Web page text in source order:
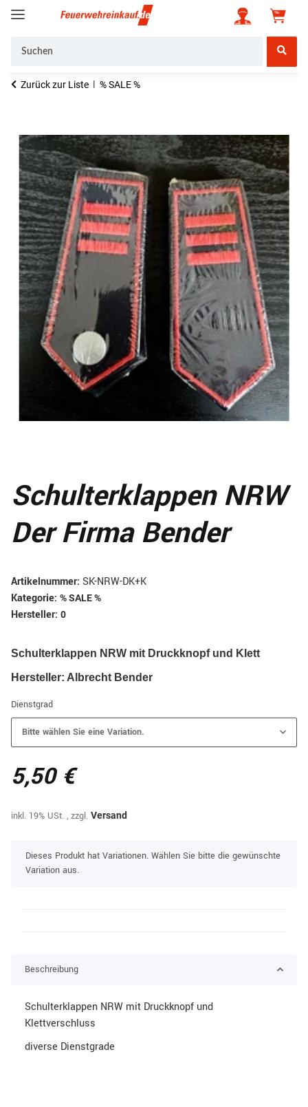
Zurück zur Liste % SALE %
Schulterklappen NRW
Der Firma Bender
Artikelnummer: SK-NRW-DK+K
Kategorie: % SALE %
Hersteller: 0
Schulterklappen NRW mit Druckknopf und Klett
Hersteller: Albrecht Bender
Dienstgrad
Bitte wählen Sie eine Variation.
5,50 €
inkl. 19% USt. , zzgl. Versand
xDieses Produkt hat Variationen. Wählen Sie bitte die gewünschte
Variation aus.
Beschreibung
Schulterklappen NRW mit Druckknopf und
Klettverschluss
diverse Dienstgrade